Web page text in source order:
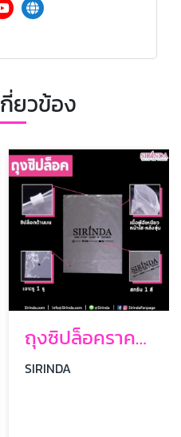
ยวข้อง
ถุงซิปล็อคราคาส่ง
SIRINDA